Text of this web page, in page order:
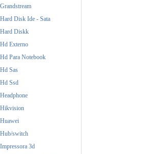
Grandstream
Hard Disk Ide - Sata
Hard Diskk
Hd Externo
Hd Para Notebook
Hd Sas
Hd Ssd
Headphone
Hikvision
Huawei
Hub/switch
Impressora 3d